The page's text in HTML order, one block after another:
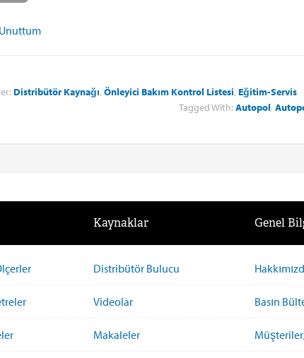
Distribütör Kaynağı, Önleyici Bakım Kontrol Listesi, Eğitim-Servis
Tagged With: Autopol,
Kaynaklar
Distribütör Bulucu
Videolar
Makaleler
Genel
Basın